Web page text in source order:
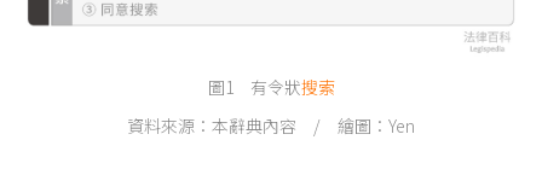
圖1 有令狀搜索
資料來源：本辭典內容 / 繪圖：Yen